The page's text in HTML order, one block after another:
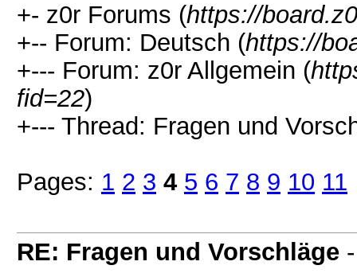
+- z0r Forums (https://
+-- Forum: Deutsch (https://
+--- Forum: z0r Allgemein (
fid=22)
+--- Thread: Fragen und
Pages: 1 2 3 4 5 6 7 8 9 10 11
RE: Fragen und Vorschläge